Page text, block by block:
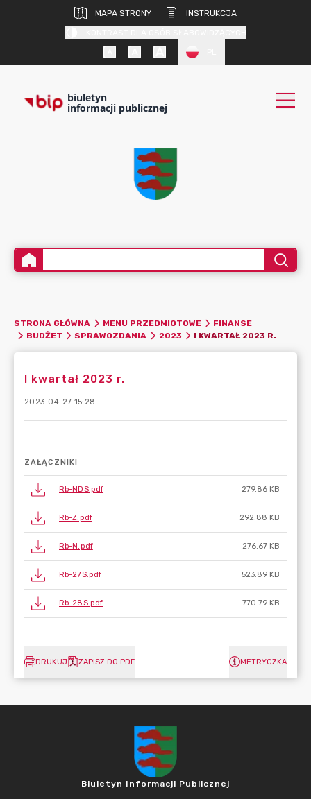
MAPA STRONY
INSTRUKCJA
biuletyn
informacji publicznej
STRONA GŁÓWNA MENU PRZEDMIOTOWE
FINANSE
BUDŻET
SPRAWOZDANIA 2023 I KWARTAŁ 2023 R.
I kwartał 2023 r.
2023-04-27 15:28
ZAŁĄCZNIKI
Rb-NDS.pdf 279.86 KB
Rb-Z.pdf 292.88 KB
Rb-N.pdf 276.67 KB
Rb-27S.pdf 523.89 KB
Rb-28S.pdf 770.79 KB
DRUKUJ ZAPISZ DO PDF METRYCZKA
Biuletyn Informacji Publicznej